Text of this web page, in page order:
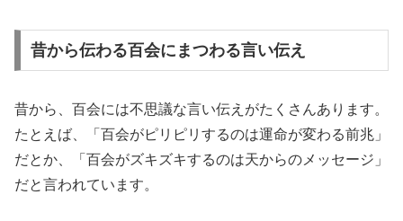
昔から伝わる百会にまつわる言い伝え
昔から、百会には不思議な言い伝えがたくさんあります。
たとえば、「百会がピリピリするのは運命が変わる前兆」
だとか、「百会がズキズキするのは天からのメッセージ」
だと言われています。